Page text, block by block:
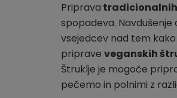
Priprava
spopadeva. Navdušenje
vsejedcev nad tem
priprave veganskih
Štruklje je mogoče
pečemo in polnimi z